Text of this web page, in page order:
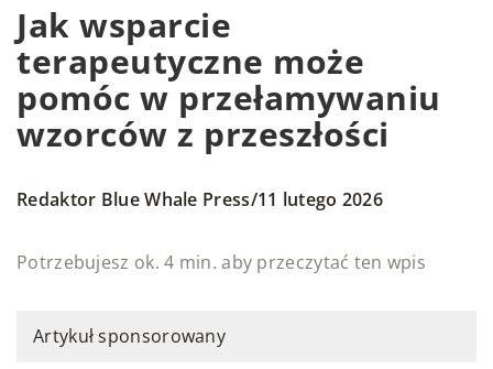
Jak wsparcie
terapeutyczne może
pomóc w przełamywaniu
wzorców z przeszłości
Redaktor Blue Whale Press/11 lutego 2026
Potrzebujesz ok. 4 min. aby przeczytać ten wpis
Artykuł sponsorowany